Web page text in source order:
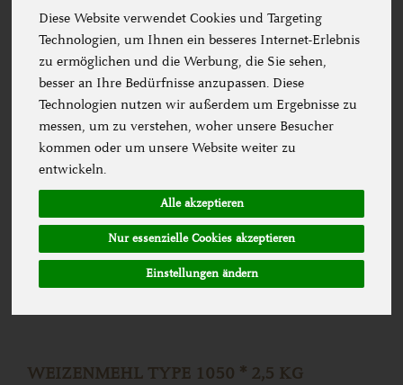
Diese Website verwendet Cookies und Targeting
Technologien, um Ihnen ein besseres Internet-Erlebnis
zu ermöglichen und die Werbung, die Sie sehen,
besser an Ihre Bedürfnisse anzupassen. Diese
Technologien nutzen wir außerdem um Ergebnisse zu
messen, um zu verstehen, woher unsere Besucher
kommen oder um unsere Website weiter zu
entwickeln.
Alle akzeptieren
Nur essenzielle Cookies akzeptieren
Einstellungen ändern
WEIZENMEHL TYPE 1050 * 2,5 KG